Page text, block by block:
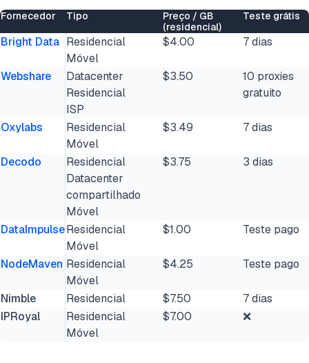
Fornecedor Tipo
Preço / GB
(residencial)
Teste grátis
Bright Data Residencial
Móvel
$4.00 7 dias
Webshare
Datacenter
Residencial
ISP
$3.50
10 proxies
gratuito
Oxylabs
Residencial
Móvel
$3.49 7 dias
Decodo
Residencial
Datacenter
compartilhado
Móvel
$3.75 3 dias
DataImpulseResidencial
Móvel
$1.00 Teste pago
NodeMaven Residencial
Móvel
$4.25 Teste pago
Nimble Residencial $7.50
7 dias
IPRoyal
Residencial
Móvel
$7.00 ❌